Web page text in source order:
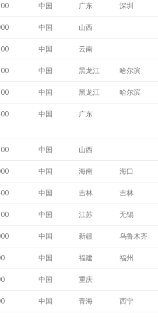
中国 广东 深圳
中国 山西
中国 云南
中国 黑龙江 哈尔滨
中国 黑龙江 哈尔滨
中国 广东
中国 山西
中国 海南 海口
中国 吉林 吉林
中国 江苏 无锡
中国 新疆 乌鲁木齐
中国 福建 福州
中国 重庆
中国 青海 西宁